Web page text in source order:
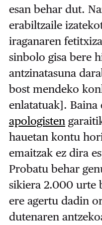
esan behar dut.
erabiltzaile
iraganaren
sinbolo gisa bere
antzinatasuna
bost mendeko
enlatatuak]. Baina
apologisten
hauetan kontu
emaitzak ez dira
Probatu behar
sikiera 2.000 urte
ere agertu dadin
dutenaren